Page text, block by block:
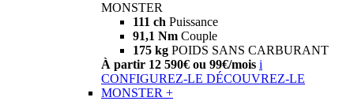
MONSTER
111 ch Puissance
91,1 Nm Couple
175 kg POIDS SANS CARBURANT
À partir 12 590€ ou 99€/mois i
CONFIGUREZ-LE DÉCOUVREZ-LE
MONSTER +